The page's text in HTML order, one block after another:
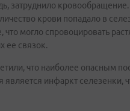
затруднило кровообращение.
крови попадало в
что могло спровоцировать
ее связок.
что наиболее опасным
является инфаркт селезенки,